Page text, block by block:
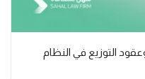
التوزيع في النظام